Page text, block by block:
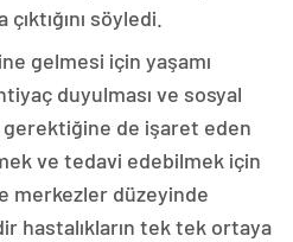
söyledi.
gelmesi için yaşamı
duyulması ve sosyal
de işaret eden
ve tedavi edebilmek için
merkezler düzeyinde
hastalıkların tek tek ortaya